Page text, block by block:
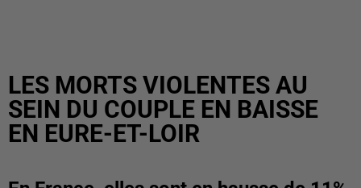
LES MORTS VIOLENTES AU
SEIN DU COUPLE EN BAISSE
EN EURE-ET-LOIR